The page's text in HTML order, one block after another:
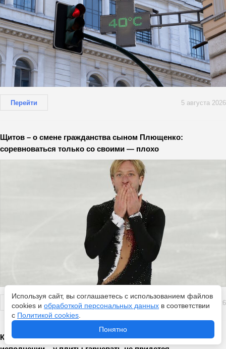
Перейти 5 августа 2026
Щитов – о смене гражданства сыном Плющенко:
соревноваться только со своими — плохо
Перейти 5 августа 2026
Котлеты по-еврейски: привычное блюдо в новом
Используя сайт, вы соглашаетесь с использованием файлов
cookies и обработкой персональных данных в соответствии
с Политикой cookies
Понятно